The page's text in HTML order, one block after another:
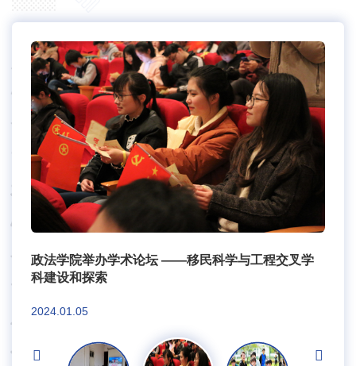
喜报！商学院成功获评省数据开放创新应用实验室
墨尔本大学胡行伟副教授来水利与环境学院开展学术
交流
2024.01.01
文学院“新心向融”创新创业工作坊成立仪式暨融合传
播实战案例复盘交流会举行
2024.01.01
土木建筑学院召开2023年度系部工作绩效考核会
政法学院举办学术论坛 ——移民科学与工程交叉学
科建设和探索
2024.01.05
喜报！商学院成功获评省数据开放创新应用实验室
墨尔本大学胡行伟副教授来水利与环境学院开展学术
交流
2024.01.01
文学院“新心向融”创新创业工作坊成立仪式暨融合传
播实战案例复盘交流会举行
2024.01.01
土木建筑学院召开2023年度系部工作绩效考核会
政法学院举办学术论坛 ——移民科学与工程交叉学
科建设和探索
2024.01.05
喜报！商学院成功获评省数据开放创新应用实验室